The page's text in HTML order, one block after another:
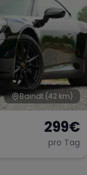
Baindt (42 km)
299€
pro Tag